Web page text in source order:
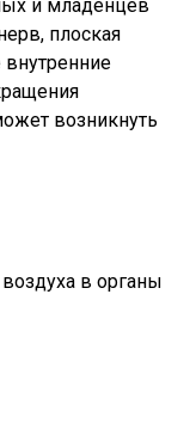
и младенцев
плоская
возникнуть
в органы